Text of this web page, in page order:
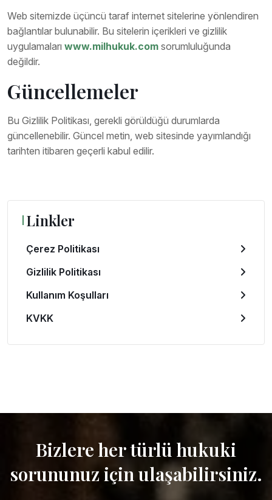
Web sitemizde üçüncü taraf internet sitelerine yönlendiren
bağlantılar bulunabilir. Bu sitelerin içerikleri ve gizlilik
uygulamaları www.milhukuk.com sorumluluğunda
değildir.
Güncellemeler
Bu Gizlilik Politikası, gerekli görüldüğü durumlarda
güncellenebilir. Güncel metin, web sitesinde yayımlandığı
tarihten itibaren geçerli kabul edilir.
Linkler
Çerez Politikası
Gizlilik Politikası
Kullanım Koşulları
KVKK
Bizlere her türlü hukuki
sorununuz için ulaşabilirsiniz.